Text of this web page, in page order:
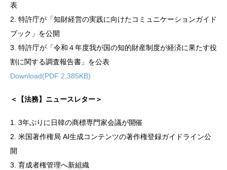
表
2. 特許庁が「知財経営の実践に向けたコミュニケーションガイド
ブック」を公開
3. 特許庁が「令和４年度我が国の知的財産制度が経済に果たす役
割に関する調査報告書」を公表
Download(PDF 2,385KB)
＜【法務】ニュースレター＞
1. 3年ぶりに日韓の商標専門家会議が開催
2. 米国著作権局 AI生成コンテンツの著作権登録ガイドライン公
開
3. 育成者権管理へ新組織